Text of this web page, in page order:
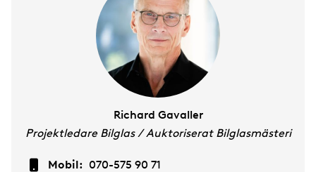
Richard Gavaller
Projektledare Bilglas / Auktoriserat Bilglasmästeri
Mobil: 070-575 90 71